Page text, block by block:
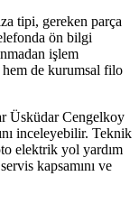
tipi, gereken parça
ön bilgi
işlem
hem de kurumsal filo
Üsküdar Cengelkoy
inceleyebilir. Teknik
elektrik yol yardım
kapsamını ve